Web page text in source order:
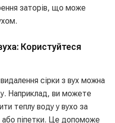
заторів, що може
Користуйтеся
сірки з вух можна
Наприклад, ви можете
теплу воду у вухо за
піпетки. Це допоможе